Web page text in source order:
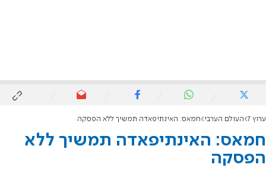
ערוץ 7 העולם הערבי חמאס: האינתיפאדה תמשיך ללא הפסקה
חמאס: האינתיפאדה תמשיך ללא
הפסקה